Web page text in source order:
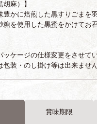
胡麻）】
豊かに焙煎した黒すりごまを
糖を使用した黒蜜をかけてお
ケージの仕様変更をさせて
装・のし掛け等は出来ません
賞味期限